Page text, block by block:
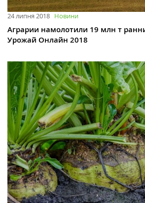
24 липня 2018 Новини
Аграрии намолотили 19 млн т
Урожай Онлайн 2018